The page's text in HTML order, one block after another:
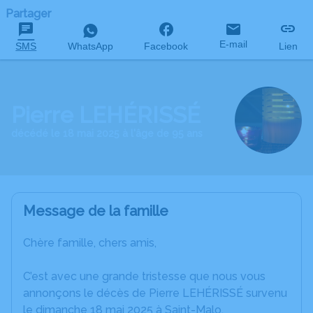
Partager
SMS WhatsApp Facebook E-mail Lien
Message de la famille
Chère famille, chers amis,
C’est avec une grande tristesse que nous vous
annonçons le décès de Pierre LEHÉRISSÉ survenu
le dimanche 18 mai 2025 à Saint-Malo.